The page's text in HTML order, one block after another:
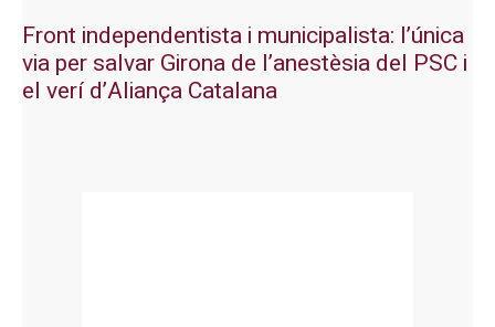
Front independentista i municipalista: l’única
via per salvar Girona de l’anestèsia del PSC i
el verí d’Aliança Catalana